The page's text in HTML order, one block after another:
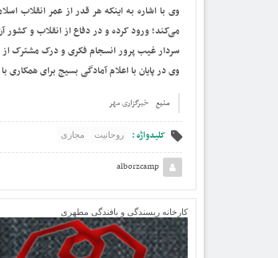
وی با اشاره به اینکه هر قدر از عمر انقلاب
می‌کند؛ ورود کرده و در دفاع از انقلاب و کشور
سردار غیب پرور انسجام فکری و درک مشترک
وی در پایان با اعلام آمادگی بسیج برای
منبع خبرگزاری مهر
کلیدواژه : روحانیت مجازی
alborzcamp
کارخانه ریسندگی و بافندگی مطهری